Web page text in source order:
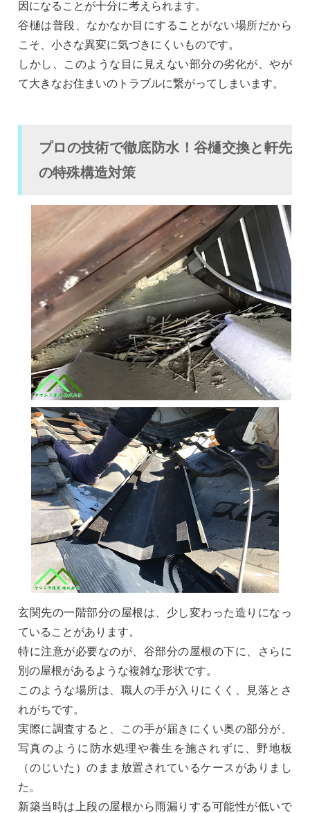
因になることが十分に考えられます。
谷樋は普段、なかなか目にすることがない場所だから
こそ、小さな異変に気づきにくいものです。
しかし、このような目に見えない部分の劣化が、やが
て大きなお住まいのトラブルに繋がってしまいます。
プロの技術で徹底防水！谷樋交換と軒先
の特殊構造対策
玄関先の一階部分の屋根は、少し変わった造りになっ
ていることがあります。
特に注意が必要なのが、谷部分の屋根の下に、さらに
別の屋根があるような複雑な形状です。
このような場所は、職人の手が入りにくく、見落とさ
れがちです。
実際に調査すると、この手が届きにくい奥の部分が、
写真のように防水処理や養生を施されずに、野地板
（のじいた）のまま放置されているケースがありまし
た。
新築当時は上段の屋根から雨漏りする可能性が低いで